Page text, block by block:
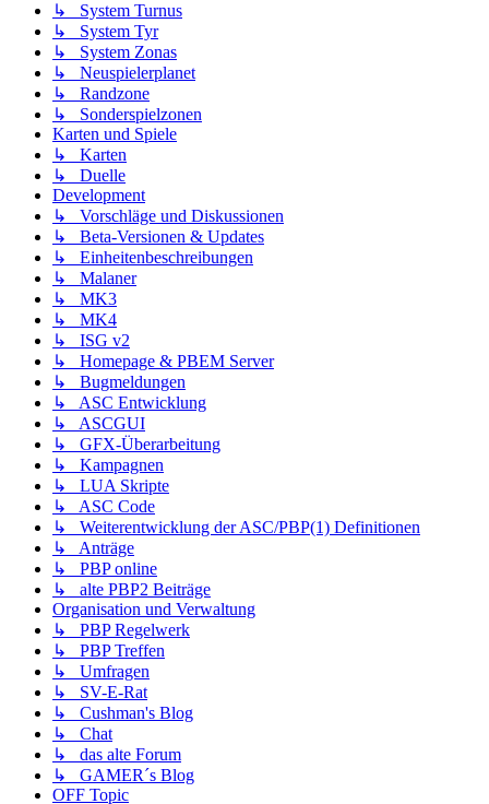
↳ System Turnus
↳ System Tyr
↳ System Zonas
↳ Neuspielerplanet
↳ Randzone
↳ Sonderspielzonen
Karten und Spiele
↳ Karten
↳ Duelle
Development
↳ Vorschläge und Diskussionen
↳ Beta-Versionen & Updates
↳ Einheitenbeschreibungen
↳ Malaner
↳ MK3
↳ MK4
↳ ISG v2
↳ Homepage & PBEM Server
↳ Bugmeldungen
↳ ASC Entwicklung
↳ ASCGUI
↳ GFX-Überarbeitung
↳ Kampagnen
↳ LUA Skripte
↳ ASC Code
↳ Weiterentwicklung der ASC/PBP(1) Definitionen
↳ Anträge
↳ PBP online
↳ alte PBP2 Beiträge
Organisation und Verwaltung
↳ PBP Regelwerk
↳ PBP Treffen
↳ Umfragen
↳ SV-E-Rat
↳ Cushman's Blog
↳ Chat
↳ das alte Forum
↳ GAMER´s Blog
OFF Topic